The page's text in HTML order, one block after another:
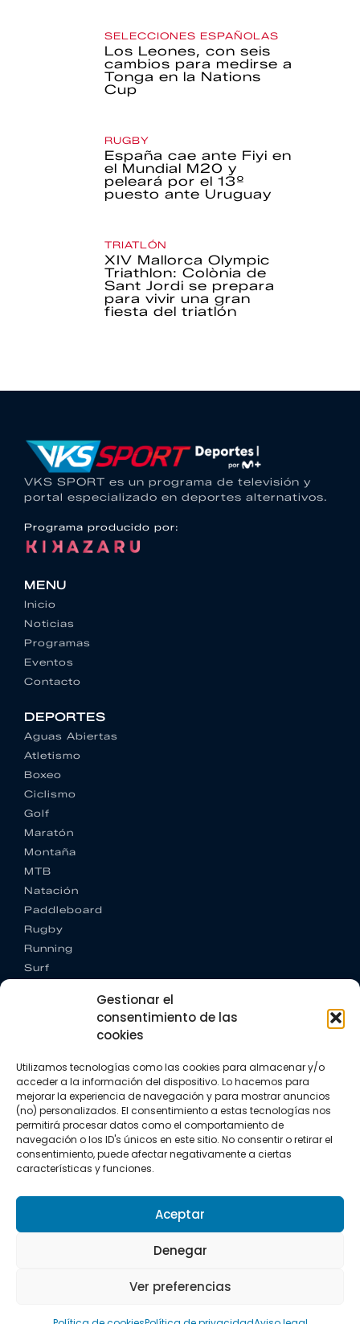
Gestionar el
consentimiento de las
cookies
Utilizamos tecnologías como las cookies para almacenar y/o
acceder a la información del dispositivo. Lo hacemos para
mejorar la experiencia de navegación y para mostrar anuncios
(no) personalizados. El consentimiento a estas tecnologías nos
permitirá procesar datos como el comportamiento de
navegación o los ID's únicos en este sitio. No consentir o retirar el
consentimiento, puede afectar negativamente a ciertas
características y funciones.
Aceptar
Denegar
Ver preferencias
SELECCIONES ESPAÑOLAS
Los Leones, con seis
cambios para medirse a
Tonga en la Nations
Cup
RUGBY
España cae ante Fiyi en
el Mundial M20 y
peleará por el 13º
puesto ante Uruguay
TRIATLÓN
XIV Mallorca Olympic
Triathlon: Colònia de
Sant Jordi se prepara
para vivir una gran
fiesta del triatlón
VKS SPORT es un programa de televisión y
portal especializado en deportes alternativos.
Programa producido por:
MENU
Inicio
Noticias
Programas
Eventos
Contacto
DEPORTES
Aguas Abiertas
Atletismo
Boxeo
Ciclismo
Golf
Maratón
Montaña
MTB
Natación
Paddleboard
Rugby
Running
Surf
CONTACTO
+34 662 342 177
info@vkssport.com
SÍGUENOS
Política de privacidad
Política de cookies
Todos los derechos resevados.